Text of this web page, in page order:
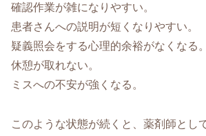
確認作業が雑になりやすい。
患者さんへの説明が短くなりやすい。
疑義照会をする心理的余裕がなくなる。
休憩が取れない。
ミスへの不安が強くなる。
このような状態が続くと、薬剤師とし